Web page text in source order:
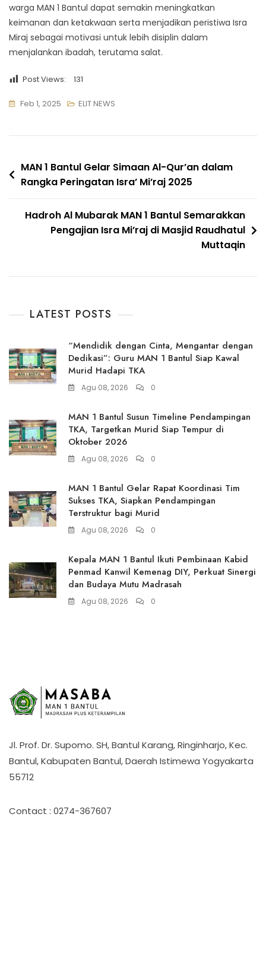
warga MAN 1 Bantul dapat semakin meningkatkan
keimanan dan ketakwaan serta menjadikan peristiwa Isra
Miraj sebagai motivasi untuk lebih disiplin dalam
menjalankan ibadah, terutama salat.
Post Views: 131
Feb 1, 2025 ELIT NEWS
Navigasi
pos
MAN 1 Bantul Gelar Simaan Al-Qur’an dalam
Rangka Peringatan Isra’ Mi’raj 2025
Hadroh Al Mubarak MAN 1 Bantul Semarakkan
Pengajian Isra Mi’raj di Masjid Raudhatul
Muttaqin
LATEST POSTS
“Mendidik dengan Cinta, Mengantar dengan
Dedikasi”: Guru MAN 1 Bantul Siap Kawal
Murid Hadapi TKA
Agu 08, 2026 0
MAN 1 Bantul Susun Timeline Pendampingan
TKA, Targetkan Murid Siap Tempur di
Oktober 2026
Agu 08, 2026 0
MAN 1 Bantul Gelar Rapat Koordinasi Tim
Sukses TKA, Siapkan Pendampingan
Terstruktur bagi Murid
Agu 08, 2026 0
Kepala MAN 1 Bantul Ikuti Pembinaan Kabid
Penmad Kanwil Kemenag DIY, Perkuat Sinergi
dan Budaya Mutu Madrasah
Agu 08, 2026 0
Jl. Prof. Dr. Supomo. SH, Bantul Karang, Ringinharjo, Kec.
Bantul, Kabupaten Bantul, Daerah Istimewa Yogyakarta
55712
Contact : 0274-367607